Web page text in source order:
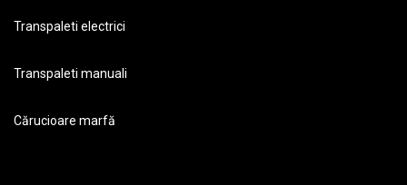
Transpaleti electrici
Transpaleti manuali
Cărucioare marfă